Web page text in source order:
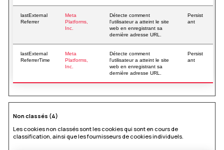
lastExternal
Referrer
Meta
Platforms,
Inc.
Détecte comment
l'utilisateur a atteint le site
web en enregistrant sa
dernière adresse URL.
Persist
ant
lastExternal
ReferrerTime
Meta
Platforms,
Inc.
Détecte comment
l'utilisateur a atteint le site
web en enregistrant sa
dernière adresse URL.
Persist
ant
Non classés (4)
Les cookies non classés sont les cookies qui sont en cours de
classification, ainsi que les fournisseurs de cookies individuels.